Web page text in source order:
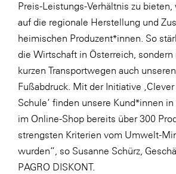
Preis-Leistungs-Verhältnis zu bieten,
auf die regionale Herstellung und
heimischen Produzent*innen. So
die Wirtschaft in Österreich,
kurzen Transportwegen auch
Fußabdruck. Mit der Initiative
Schule‘ finden unsere Kund*innen
im Online-Shop bereits über 300
strengsten Kriterien vom Umwelt-
wurden“, so Susanne Schürz,
PAGRO DISKONT.